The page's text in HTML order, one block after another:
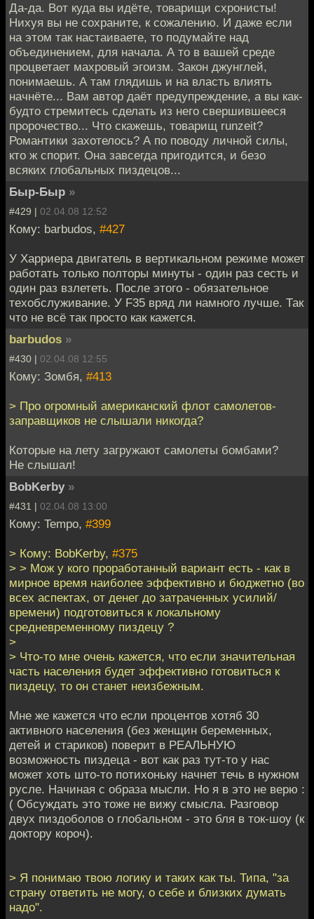
Да-да. Вот куда вы идёте, товарищи схронисты!
Нихуя вы не сохраните, к сожалению. И даже если
на этом так настаиваете, то подумайте над
объединением, для начала. А то в вашей среде
процветает махровый эгоизм. Закон джунглей,
понимаешь. А там глядишь и на власть влиять
начнёте... Вам автор даёт предупреждение, а вы как-
будто стремитесь сделать из него свершившееся
пророчество... Что скажешь, товарищ runzeit?
Романтики захотелось? А по поводу личной силы,
кто ж спорит. Она завсегда пригодится, и безо
всяких глобальных пиздецов...
Быр-Быр »
#429 | 02.04.08 12:52
Кому: barbudos, #427
У Харриера двигатель в вертикальном режиме может
работать только полторы минуты - один раз сесть и
один раз взлететь. После этого - обязательное
техобслуживание. У F35 вряд ли намного лучше. Так
что не всё так просто как кажется.
barbudos »
#430 | 02.04.08 12:55
Кому: Зомбя, #413
> Про огромный американский флот самолетов-
заправщиков не слышали никогда?
Которые на лету загружают самолеты бомбами?
Не слышал!
BobKerby »
#431 | 02.04.08 13:00
Кому: Tempo, #399
> Кому: BobKerby, #375
> > Мож у кого проработанный вариант есть - как в
мирное время наиболее эффективно и бюджетно (во
всех аспектах, от денег до затраченных усилий/
времени) подготовиться к локальному
средневременному пиздецу ?
>
> Что-то мне очень кажется, что если значительная
часть населения будет эффективно готовиться к
пиздецу, то он станет неизбежным.
Мне же кажется что если процентов хотяб 30
активного населения (без женщин беременных,
детей и стариков) поверит в РЕАЛЬНУЮ
возможность пиздеца - вот как раз тут-то у нас
может хоть што-то потихоньку начнет течь в нужном
русле. Начиная с образа мысли. Но я в это не верю :
( Обсуждать это тоже не вижу смысла. Разговор
двух пиздоболов о глобальном - это бля в ток-шоу (к
доктору короч).
> Я понимаю твою логику и таких как ты. Типа, "за
страну ответить не могу, о себе и близких думать
надо".